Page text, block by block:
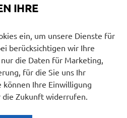
IHRE
ein, um unsere Dienste für
berücksichtigen wir Ihre
die Daten für Marketing,
für die Sie uns Ihr
können Ihre Einwilligung
Zukunft widerrufen.